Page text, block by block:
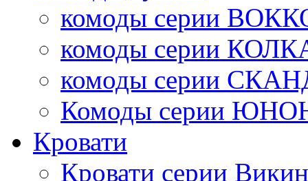
комоды серии
комоды серии
комоды серии
Комоды серии
Кровати
Кровати серии